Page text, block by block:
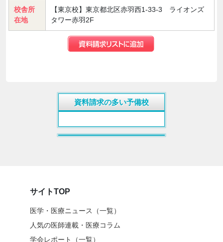
校舎所
在地
【東京校】東京都北区赤羽西1-33-3 ライオンズ
タワー赤羽2F
資料請求の多い予備校
サイトTOP
医学・医療ニュース（一覧）
人気の医師連載・医療コラム
学会レポート（一覧）